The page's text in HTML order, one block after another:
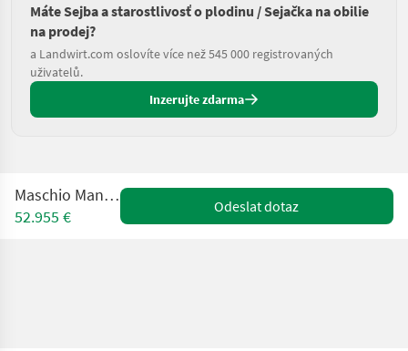
Máte Sejba a starostlivosť o plodinu / Sejačka na obilie
na prodej?
a Landwirt.com oslovíte více než 545 000 registrovaných
uživatelů.
Inzerujte zdarma
Maschio Manta IST 12
52.955 €
Odeslat dotaz